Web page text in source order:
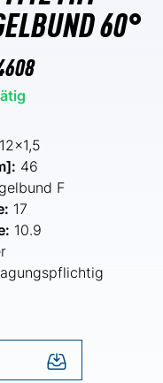
60°
46
F
17
10.9